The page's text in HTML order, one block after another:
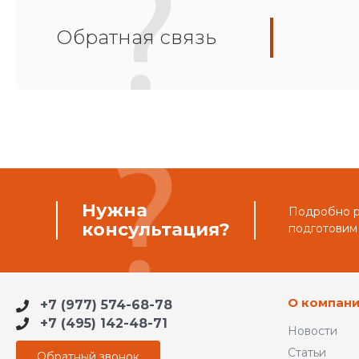
Обратная связь
Нужна
консультация?
Подробно
+7 (977) 574-68-78
+7 (495) 142-48-71
О
Новости
Статьи